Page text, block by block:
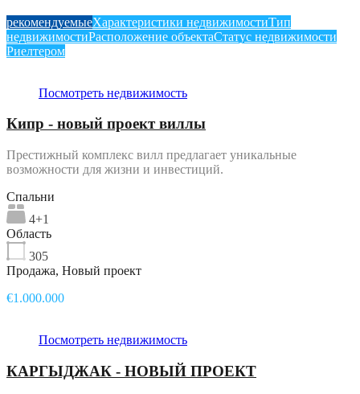
рекомендуемыеХарактеристики недвижимостиТип
недвижимостиРасположение объектаСтатус недвижимости
Риелтером
Посмотреть недвижимость
Кипр - новый проект виллы
Престижный комплекс вилл предлагает уникальные
возможности для жизни и инвестиций.
Спальни
4+1
Область
305
Продажа, Новый проект
€1.000.000
Посмотреть недвижимость
КАРГЫДЖАК - НОВЫЙ ПРОЕКТ